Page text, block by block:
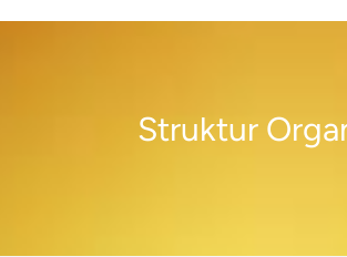
Struktur